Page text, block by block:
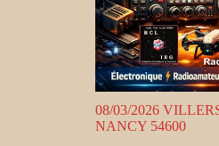
08/03/2026
NANCY 54600